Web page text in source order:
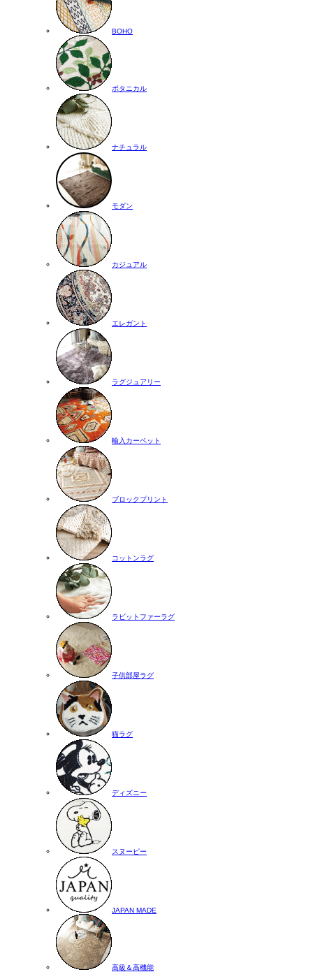
BOHO
ボタニカル
ナチュラル
モダン
カジュアル
エレガント
ラグジュアリー
輸入カーペット
ブロックプリント
コットンラグ
ラビットファーラグ
子供部屋ラグ
猫ラグ
ディズニー
スヌーピー
JAPAN MADE
高級＆高機能